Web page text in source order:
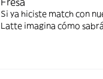
Si ya hiciste match con
Latte imagina cómo